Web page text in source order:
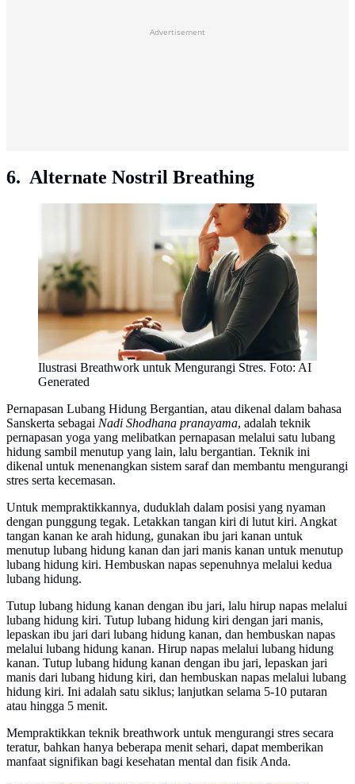
Advertisement
6. Alternate Nostril Breathing
Ilustrasi Breathwork untuk Mengurangi Stres. Foto: AI
Generated
Pernapasan Lubang Hidung Bergantian, atau dikenal dalam bahasa
Sanskerta sebagai Nadi Shodhana pranayama, adalah teknik
pernapasan yoga yang melibatkan pernapasan melalui satu lubang
hidung sambil menutup yang lain, lalu bergantian. Teknik ini
dikenal untuk menenangkan sistem saraf dan membantu mengurangi
stres serta kecemasan.
Untuk mempraktikkannya, duduklah dalam posisi yang nyaman
dengan punggung tegak. Letakkan tangan kiri di lutut kiri. Angkat
tangan kanan ke arah hidung, gunakan ibu jari kanan untuk
menutup lubang hidung kanan dan jari manis kanan untuk menutup
lubang hidung kiri. Hembuskan napas sepenuhnya melalui kedua
lubang hidung.
Tutup lubang hidung kanan dengan ibu jari, lalu hirup napas melalui
lubang hidung kiri. Tutup lubang hidung kiri dengan jari manis,
lepaskan ibu jari dari lubang hidung kanan, dan hembuskan napas
melalui lubang hidung kanan. Hirup napas melalui lubang hidung
kanan. Tutup lubang hidung kanan dengan ibu jari, lepaskan jari
manis dari lubang hidung kiri, dan hembuskan napas melalui lubang
hidung kiri. Ini adalah satu siklus; lanjutkan selama 5-10 putaran
atau hingga 5 menit.
Mempraktikkan teknik breathwork untuk mengurangi stres secara
teratur, bahkan hanya beberapa menit sehari, dapat memberikan
manfaat signifikan bagi kesehatan mental dan fisik Anda.